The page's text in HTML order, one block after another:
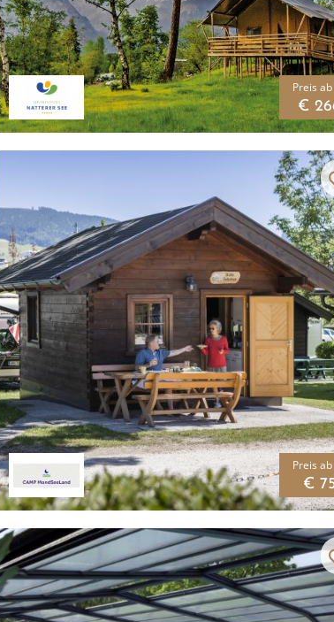
Preis ab
€
Preis ab
€
Vielen Dank für das Abonnieren unseres